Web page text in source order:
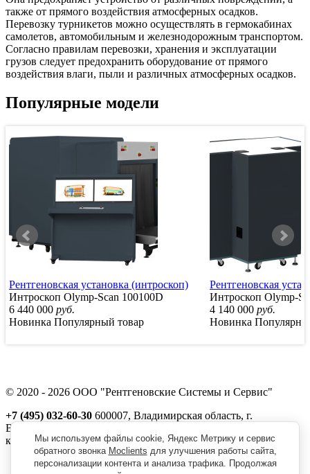
также от прямого воздействия атмосферных осадков.
Перевозку турникетов можно осуществлять в гермокабинах
самолетов, автомобильным и железнодорожным транспортом.
Согласно правилам перевозки, хранения и эксплуатации
грузов следует предохранить оборудование от прямого
воздействия влаги, пыли и различных атмосферных осадков.
Популярные модели
Рентгеновская установка (интроскоп)
Интроскоп Olymp-Scan 100100D
6 440 000 руб.
Новинка Популярный товар
Рентгеновская
Интроскоп Olymp-
4 140 000 руб.
Новинка
© 2020 - 2026 ООО "Рентгеновские Системы и Сервис"
+7 (495) 032-60-30 600007, Владимирская область, г.
Владимир, ул. Северная, д. 1м,
корп. 11, пом. 41
Реквизиты
Политика обработки персональных данных
Мы используем файлы cookie, Яндекс Метрику и сервис
обратного звонка Moclients для улучшения работы сайта,
персонализации контента и анализа трафика. Продолжая